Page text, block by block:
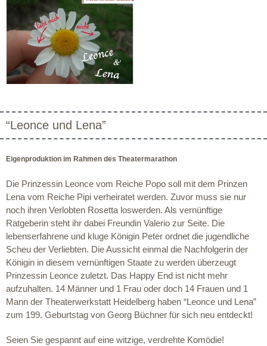
“Leonce und Lena”
Eigenproduktion im Rahmen des Theatermarathon
Die Prinzessin Leonce vom Reiche Popo soll mit dem Prinzen
Lena vom Reiche Pipi verheiratet werden. Zuvor muss sie nur
noch ihren Verlobten Rosetta loswerden. Als vernünftige
Ratgeberin steht ihr dabei Freundin Valerio zur Seite. Die
lebenserfahrene und kluge Königin Peter ordnet die jugendliche
Scheu der Verliebten. Die Aussicht einmal die Nachfolgerin der
Königin in diesem vernünftigen Staate zu werden überzeugt
Prinzessin Leonce zuletzt. Das Happy End ist nicht mehr
aufzuhalten. 14 Männer und 1 Frau oder doch 14 Frauen und 1
Mann der Theaterwerkstatt Heidelberg haben “Leonce und Lena”
zum 199. Geburtstag von Georg Büchner für sich neu entdeckt!
Seien Sie gespannt auf eine witzige, verdrehte Komödie!